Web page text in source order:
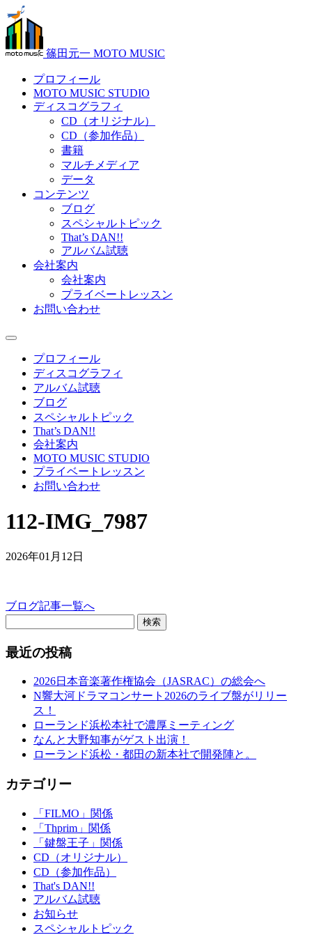
篠田元一 MOTO MUSIC
プロフィール
MOTO MUSIC STUDIO
ディスコグラフィ
CD（オリジナル）
CD（参加作品）
書籍
マルチメディア
データ
コンテンツ
ブログ
スペシャルトピック
That’s DAN!!
アルバム試聴
会社案内
会社案内
プライベートレッスン
お問い合わせ
プロフィール
ディスコグラフィ
アルバム試聴
ブログ
スペシャルトピック
That’s DAN!!
会社案内
MOTO MUSIC STUDIO
プライベートレッスン
お問い合わせ
112-IMG_7987
2026年01月12日
ブログ記事一覧へ
検索
最近の投稿
2026日本音楽著作権協会（JASRAC）の総会へ
N響大河ドラマコンサート2026のライブ盤がリリー
ス！
ローランド浜松本社で濃厚ミーティング
なんと大野知事がゲスト出演！
ローランド浜松・都田の新本社で開発陣と。
カテゴリー
「FILMO」関係
「Thprim」関係
「鍵盤王子」関係
CD（オリジナル）
CD（参加作品）
That's DAN!!
アルバム試聴
お知らせ
スペシャルトピック